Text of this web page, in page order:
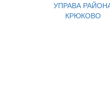
УПРАВА
КРЮКОВО